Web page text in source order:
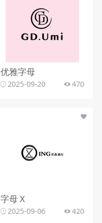
优雅字母
2025-09-20 470
字母 X
2025-09-06 420